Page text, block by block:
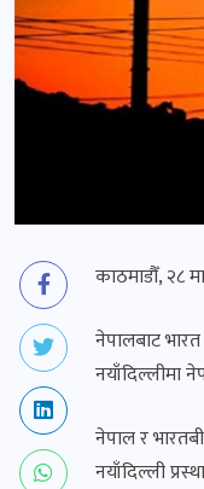
काठमाडौँ, २८
नेपालबाट
नयाँदिल्लीमा
नेपाल र
नयाँदिल्ली